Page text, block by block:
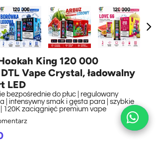
King 120 000
Vape Crystal, ładowalny
LED
bezpośrednie do płuc | regulowany
| intensywny smak i gęsta para | szybkie
120K zaciągnięć premium vape